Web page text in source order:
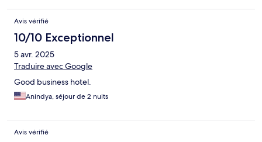
Avis vérifié
10/10 Exceptionnel
5 avr. 2025
Traduire avec Google
Good business hotel.
Anindya, séjour de 2 nuits
Avis vérifié